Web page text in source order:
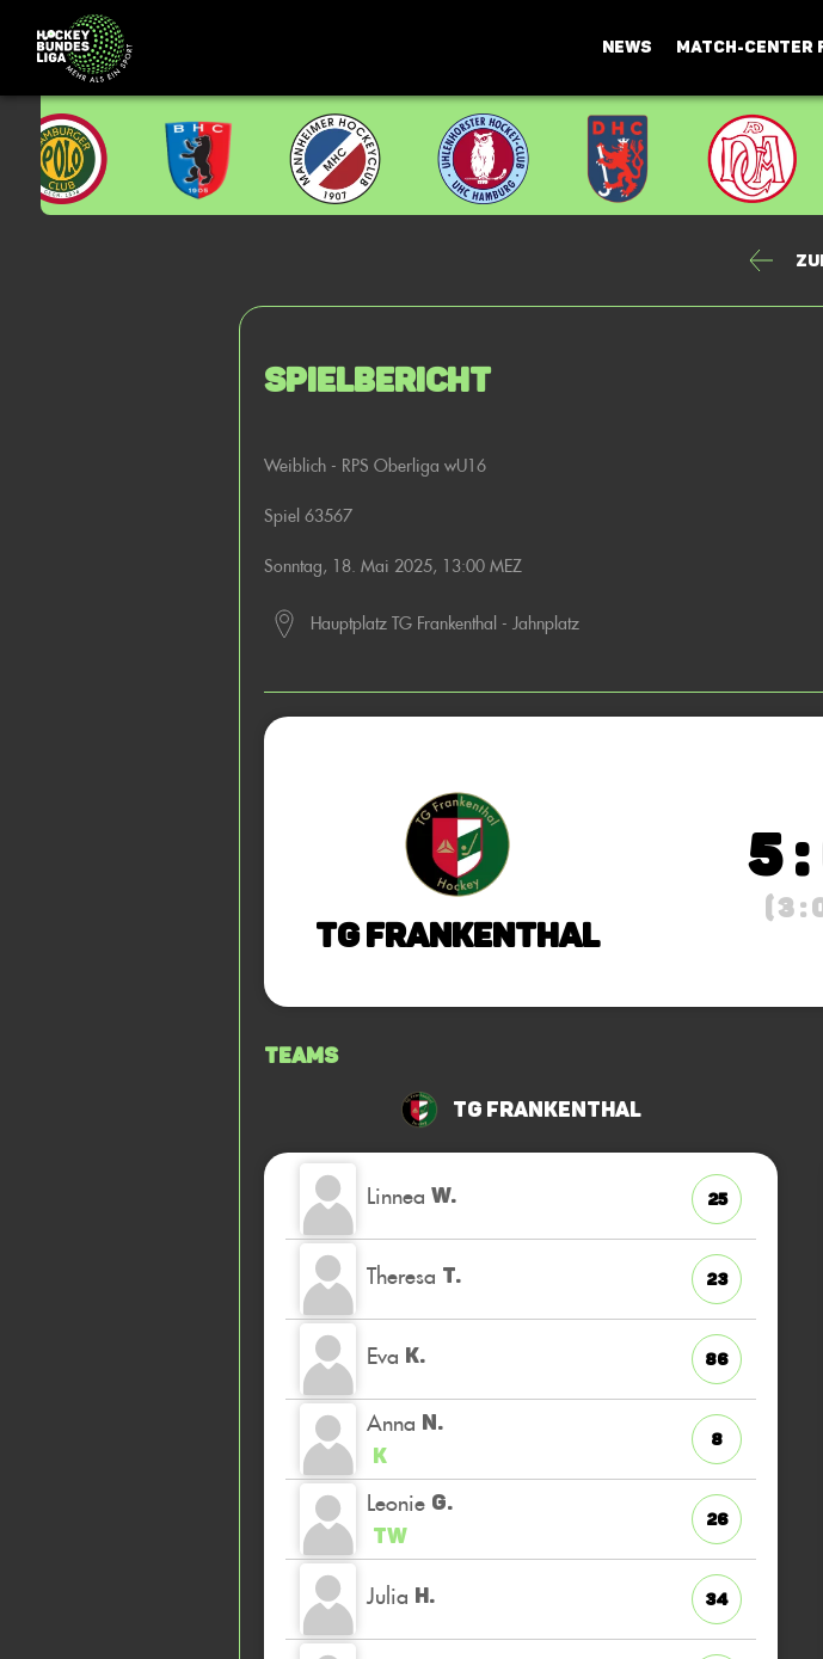
NEWS MATCH-CENTER
Spielbericht
Weiblich - RPS Oberliga wU16
Spiel 63567
Sonntag, 18. Mai 2025, 13:00 MEZ
Hauptplatz TG Frankenthal - Jahnplatz
TG Frankenthal
5
( 3 :
Teams
TG Frankenthal
Linnea W. 25
Theresa T. 23
Eva K. 86
Anna N.
K
8
Leonie G.
TW
26
Julia H. 34